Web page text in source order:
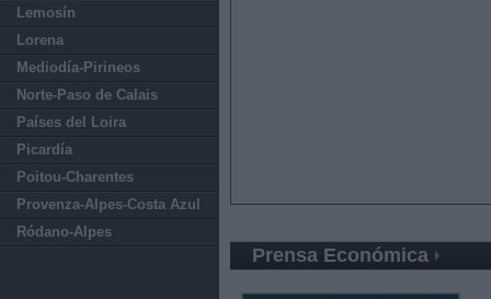
Lemosín
Lorena
Mediodía-Pirineos
Norte-Paso de Calais
Países del Loira
Picardía
Poitou-Charentes
Provenza-Alpes-Costa Azul
Ródano-Alpes
Prensa Económica